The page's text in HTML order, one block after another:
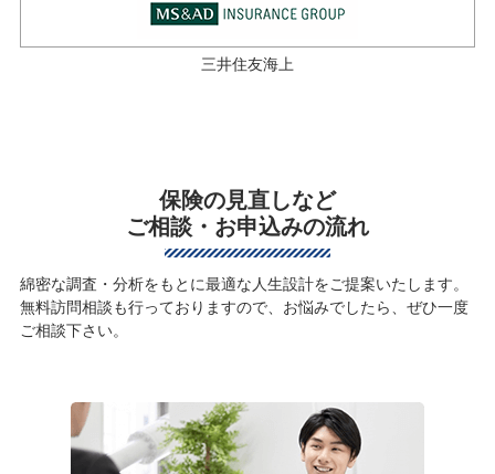
三井住友海上
保険の見直しなど
ご相談・お申込みの流れ
綿密な調査・分析をもとに最適な人生設計をご提案いたします。
無料訪問相談も行っておりますので、お悩みでしたら、ぜひ一度
ご相談下さい。